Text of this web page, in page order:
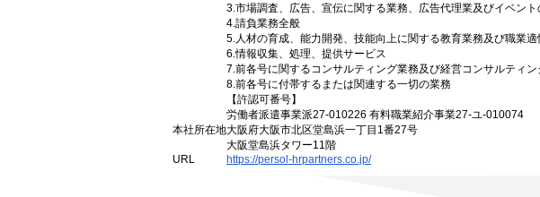
3.市場調査、広告、宣伝に関する業務、広告代理業及びイベン
4.請負業務全般
5.人材の育成、能力開発、技能向上に関する教育業務及び職業
6.情報収集、処理、提供サービス
7.前各号に関するコンサルティング業務及び経営コンサルティン
8.前各号に付帯するまたは関連する一切の業務
【許認可番号】
労働者派遣事業派27-010226 有料職業紹介事業27-ユ-010074
本社所在地大阪府大阪市北区堂島浜一丁目1番27号
大阪堂島浜タワー11階
URL
https://persol-hrpartners.co.jp/